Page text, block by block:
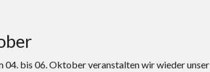
04. bis 06. Oktober veranstalten wir wieder unser